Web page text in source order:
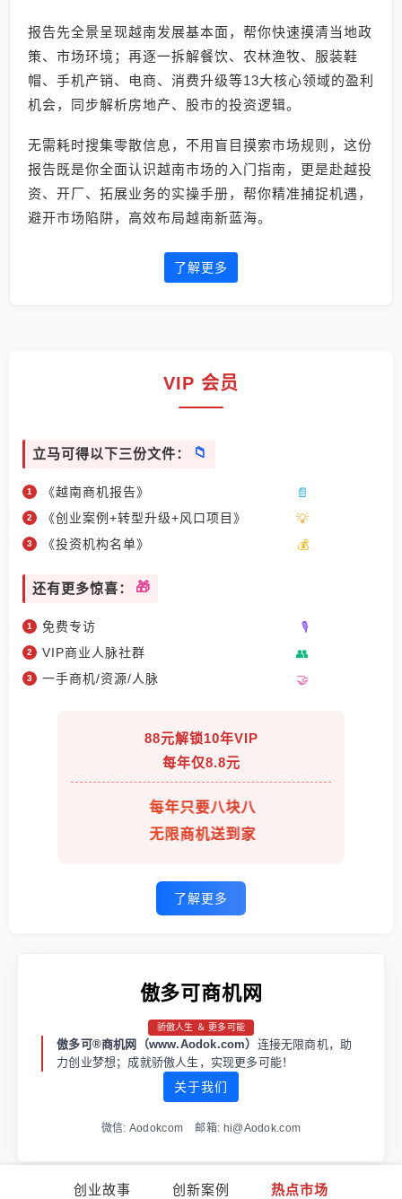
创业故事 创新案例 热点市场
报告先全景呈现越南发展基本面，帮你快速摸清当地政
策、市场环境；再逐一拆解餐饮、农林渔牧、服装鞋
帽、手机产销、电商、消费升级等13大核心领域的盈利
机会，同步解析房地产、股市的投资逻辑。
无需耗时搜集零散信息，不用盲目摸索市场规则，这份
报告既是你全面认识越南市场的入门指南，更是赴越投
资、开厂、拓展业务的实操手册，帮你精准捕捉机遇，
避开市场陷阱，高效布局越南新蓝海。
了解更多
VIP 会员
立马可得以下三份文件：
《越南商机报告》
《创业案例+转型升级+风口项目》
《投资机构名单》
还有更多惊喜：
免费专访
VIP商业人脉社群
一手商机/资源/人脉
88元解锁10年VIP
每年仅8.8元
每年只要八块八
无限商机送到家
了解更多
傲多可商机网
骄傲人生 ＆ 更多可能
傲多可®商机网（www.Aodok.com） 连接无限商机，助
力创业梦想；成就骄傲人生，实现更多可能！
关于我们
微信: Aodokcom 邮箱: hi@Aodok.com